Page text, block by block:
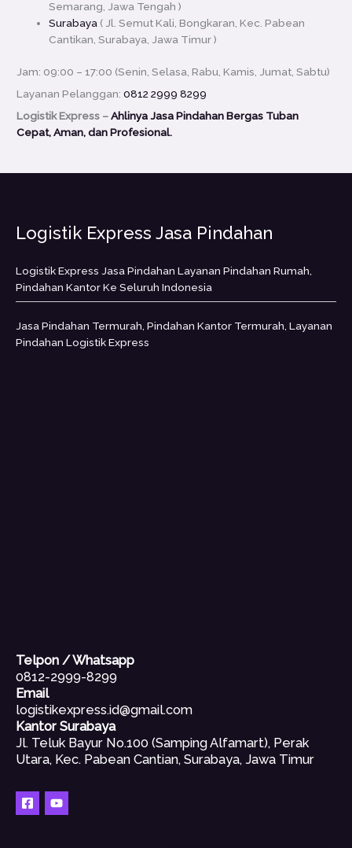
Semarang, Jawa Tengah )
Surabaya ( Jl. Semut Kali, Bongkaran, Kec. Pabean
Cantikan, Surabaya, Jawa Timur )
Jam: 09:00 – 17:00 (Senin, Selasa, Rabu, Kamis, Jumat, Sabtu)
Layanan Pelanggan:0812 2999 8299
Logistik Express –Ahlinya Jasa Pindahan Bergas Tuban
Cepat, Aman, dan Profesional.
Logistik Express Jasa Pindahan
Logistik Express Jasa Pindahan Layanan Pindahan Rumah,
Pindahan Kantor Ke Seluruh Indonesia
Jasa Pindahan Termurah, Pindahan Kantor Termurah, Layanan
Pindahan Logistik Express
Telpon / Whatsapp
0812-2999-8299
Email
logistikexpress.id@gmail.com
Kantor Surabaya
Jl. Teluk Bayur No.100 (Samping Alfamart), Perak
Utara, Kec. Pabean Cantian, Surabaya, Jawa Timur